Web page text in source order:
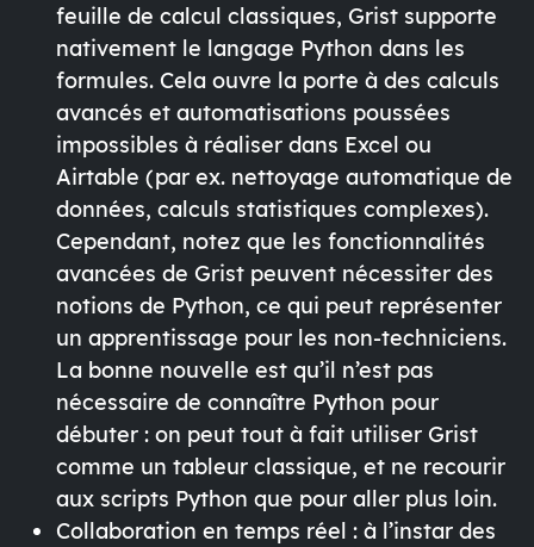
feuille de calcul classiques, Grist supporte
nativement le langage Python dans les
formules. Cela ouvre la porte à des calculs
avancés et automatisations poussées
impossibles à réaliser dans Excel ou
Airtable (par ex. nettoyage automatique de
données, calculs statistiques complexes).
Cependant, notez que les fonctionnalités
avancées de Grist peuvent nécessiter des
notions de Python, ce qui peut représenter
un apprentissage pour les non-techniciens.
La bonne nouvelle est qu’il n’est pas
nécessaire de connaître Python pour
débuter : on peut tout à fait utiliser Grist
comme un tableur classique, et ne recourir
aux scripts Python que pour aller plus loin.
Collaboration en temps réel : à l’instar des